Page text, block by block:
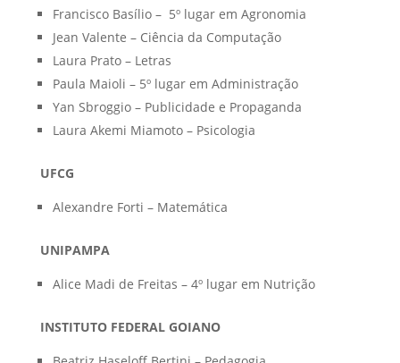
Francisco Basílio – 5º lugar em Agronomia
Jean Valente – Ciência da Computação
Laura Prato – Letras
Paula Maioli – 5º lugar em Administração
Yan Sbroggio – Publicidade e Propaganda
Laura Akemi Miamoto – Psicologia
UFCG
Alexandre Forti – Matemática
UNIPAMPA
Alice Madi de Freitas – 4º lugar em Nutrição
INSTITUTO FEDERAL GOIANO